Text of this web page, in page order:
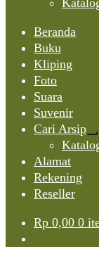
Beranda
Buku
Kliping
Foto
Suara
Suvenir
Cari Arsip
Alamat
Rekening
Reseller
Rp 0,00 0